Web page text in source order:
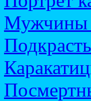
Мужчины